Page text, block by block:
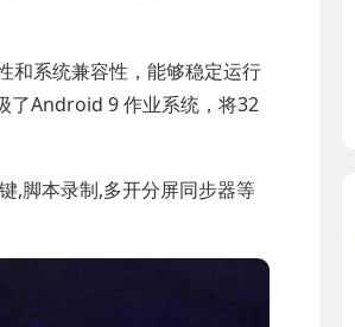
和系统兼容性，能够稳定运行
了Android 9 作业系统，将32
,脚本录制,多开分屏同步器等